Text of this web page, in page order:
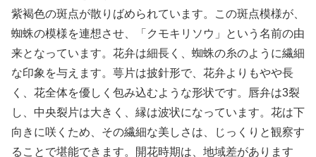
紫褐色の斑点が散りばめられています。この斑点模様が、
蜘蛛の模様を連想させ、「クモキリソウ」という名前の由
来となっています。花弁は細長く、蜘蛛の糸のように繊細
な印象を与えます。萼片は披針形で、花弁よりもやや長
く、花全体を優しく包み込むような形状です。唇弁は3裂
し、中央裂片は大きく、縁は波状になっています。花は下
向きに咲くため、その繊細な美しさは、じっくりと観察す
ることで堪能できます。開花時期は、地域差があります